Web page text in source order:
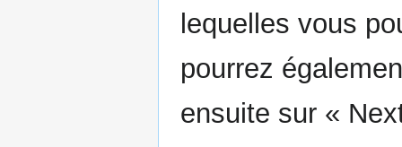
lequelles vous
pourrez
ensuite sur «